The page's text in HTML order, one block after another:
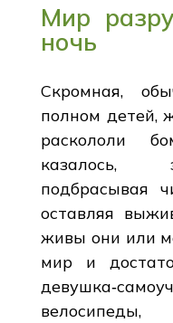
Мир
ночь
Скромная,
полном детей,
раскололи
казалось,
подбрасывая
оставляя
живы они или
мир и